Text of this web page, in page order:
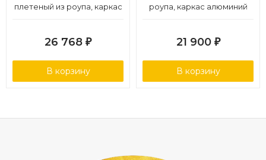
плетеный из роупа, каркас
15мм, ткань темно-серая
027 NEW
26 768 ₽
В корзину
роупа, каркас алюминий
серая 027
21 900 ₽
В корзину